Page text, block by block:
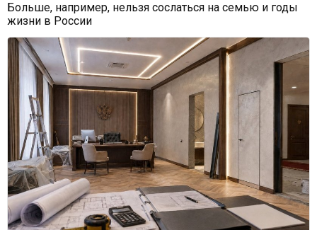
Больше, например, нельзя сослаться на семью и годы
жизни в России